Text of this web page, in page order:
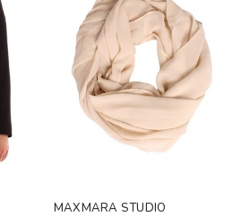
MAXMARA STUDIO